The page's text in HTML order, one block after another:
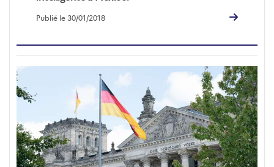
Publié le 30/01/2018